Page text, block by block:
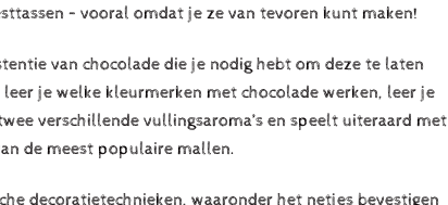
– vooral omdat je ze van tevoren kunt maken!
van chocolade die je nodig hebt om deze te laten
je welke kleurmerken met chocolade werken, leer je
verschillende vullingsaroma’s en speelt uiteraard met
de meest populaire mallen.
decoratietechnieken, waaronder het netjes bevestigen